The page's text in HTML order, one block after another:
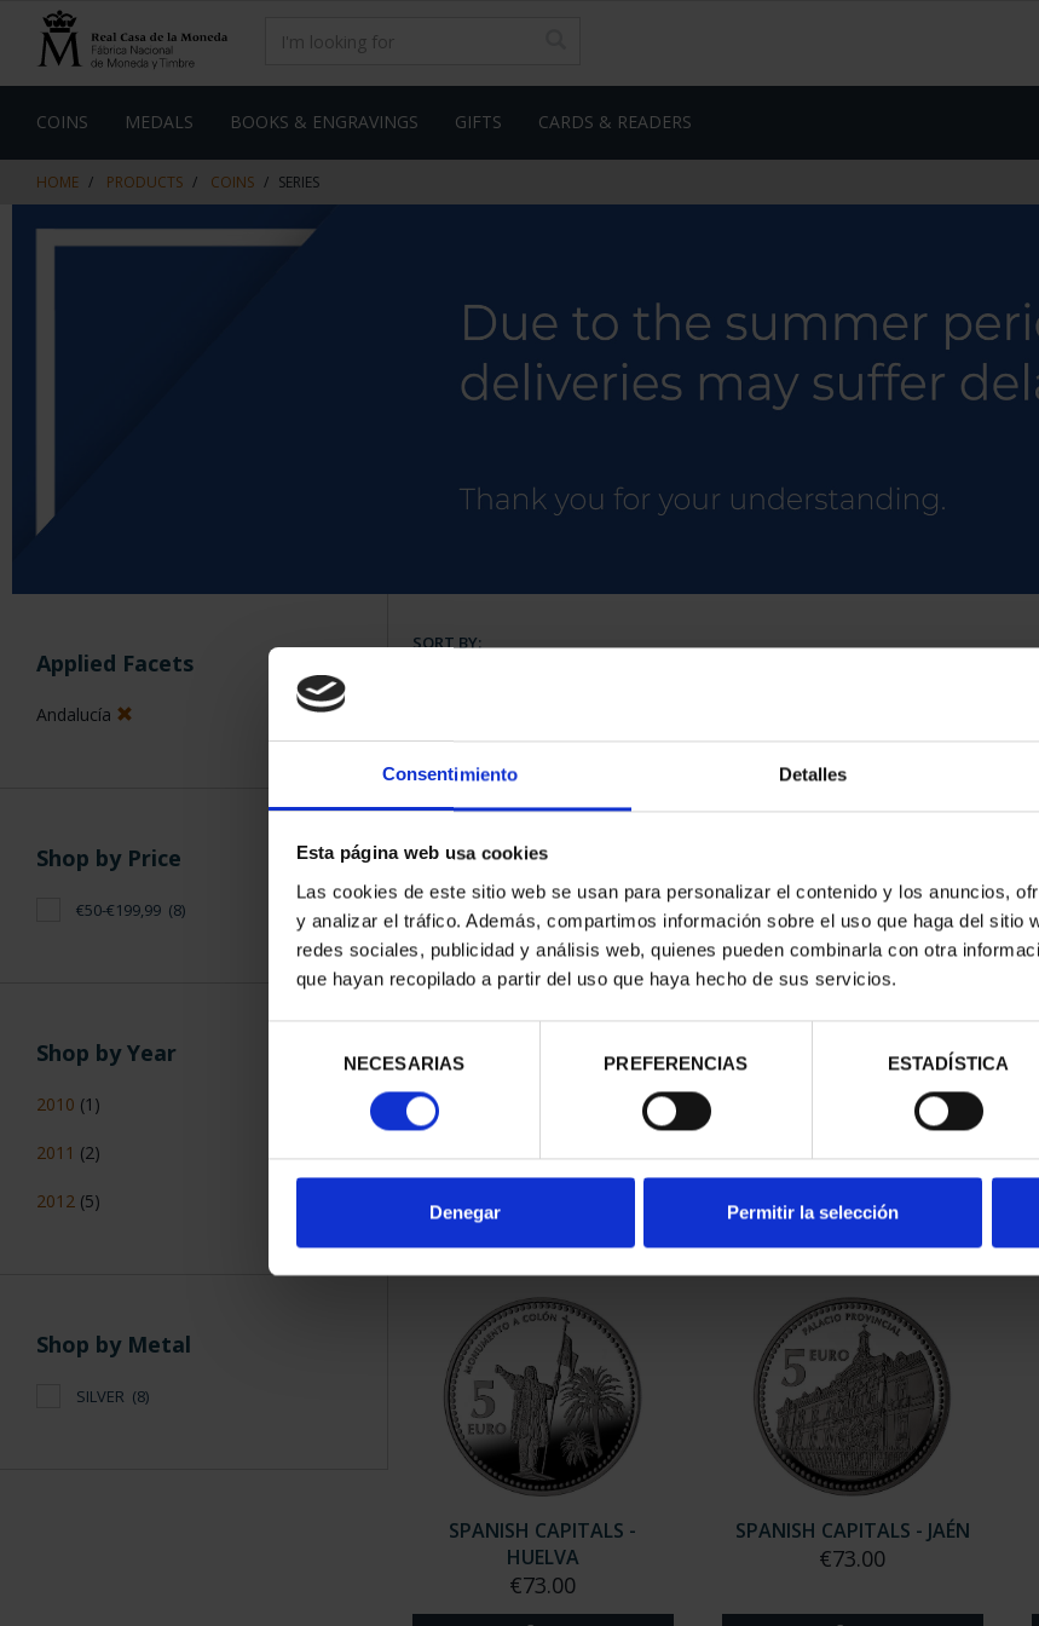
Consentimiento Detalles
Esta página web usa cookies
Las cookies de este sitio web se usan para personalizar el contenido y los anuncios,
y analizar el tráfico. Además, compartimos información sobre el uso que haga del sitio
redes sociales, publicidad y análisis web, quienes pueden combinarla con otra
que hayan recopilado a partir del uso que haya hecho de sus servicios.
consentimiento
NECESARIAS PREFERENCIAS ESTADÍSTICA
Denegar Permitir la selección
content
navigation
menu
COINS MEDALS BOOKS & ENGRAVINGS GIFTS CARDS & READERS
HOME PRODUCTS COINS SERIES
Applied Facets
Andalucía
Shop by Price
€50-€199,99 (8)
Shop by Year
2010 (1)
2011 (2)
2012 (5)
Shop by Metal
SILVER (8)
SORT BY:
8 Products found
SPANISH CAPITALS - CÁDIZ
SPANISH CAPITALS -
HUELVA
€73.00
SPANISH CAPITALS - JAÉN
€73.00